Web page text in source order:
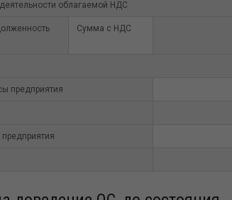
облагаемой НДС
Сумма с НДС
предприятия